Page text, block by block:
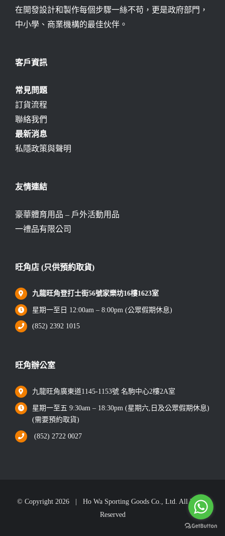
在開發設計和製作每個步驟一絲不苟，更是政府部門，
中小學、商業機構的最佳伙伴。
客戶資訊
常見問題
訂貨流程
聯絡我們
最新消息
私隱政策與聲明
友情連結
豪華體育用品 – 戶外活動用品
一禮品有限公司
旺角店 (只供預約取貨)
九龍旺角登打士街56號家樂坊16樓1623室
星期一至日 12:00am – 8:00pm (公眾假期休息)
(852) 2392 1015
旺角辦公室
九龍旺角廣東道1145-1153號 名駒中心2樓2A室
星期一至五 9:30am – 18:30pm (星期六,日及公眾假期休息)
(需要預約取貨)
(852) 2722 0027
© Copyright 2026 | Ho Wa Sporting Goods Co., Ltd. All Rights
Reserved